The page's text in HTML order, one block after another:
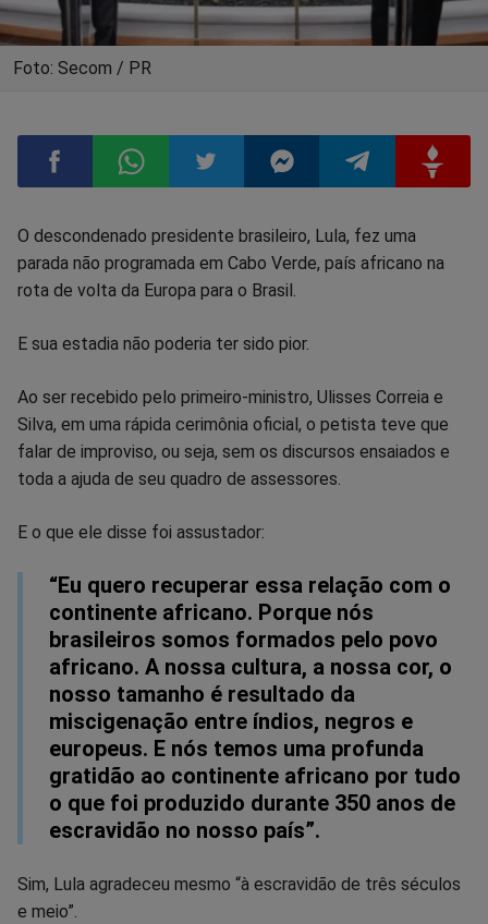
Foto: Secom / PR
Compartilhar
no
Facebook
Compartilhar
no
Whatsapp
Compartilhar
no
Twitter
Compartilhar
no
Messenger
Compartilhar
O descondenado presidente brasileiro, Lula, fez uma
parada não programada em Cabo Verde, país africano na
rota de volta da Europa para o Brasil.
E sua estadia não poderia ter sido pior.
Ao ser recebido pelo primeiro-ministro, Ulisses Correia e
Silva, em uma rápida cerimônia oficial, o petista teve que
falar de improviso, ou seja, sem os discursos ensaiados e
toda a ajuda de seu quadro de assessores.
E o que ele disse foi assustador:
“Eu quero recuperar essa relação com o
continente africano. Porque nós
brasileiros somos formados pelo povo
africano. A nossa cultura, a nossa cor, o
nosso tamanho é resultado da
miscigenação entre índios, negros e
europeus. E nós temos uma profunda
gratidão ao continente africano por tudo
o que foi produzido durante 350 anos de
escravidão no nosso país”.
Sim, Lula agradeceu mesmo “à escravidão de três séculos
e meio”.